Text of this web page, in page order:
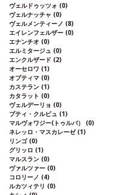
ヴェルドゥッツォ (0)
ヴェルナッチャ (0)
ヴェルメンティーノ (8)
エイレンフェルザー (0)
エナンチオ (0)
エルミタージュ (0)
エンクルザード (2)
オーセロワ (1)
オプティマ (0)
カステラン (1)
カタラット (0)
ヴェルデーリョ (0)
プティ・クルビュ (1)
マルヴォワジー(トゥルバ） (0)
ネレッロ・マスカレーゼ (1)
リンゴ (0)
グリッロ (1)
マルスラン (0)
ヴァルツァー (0)
コロリーノ (4)
ルカツィテリ (0)